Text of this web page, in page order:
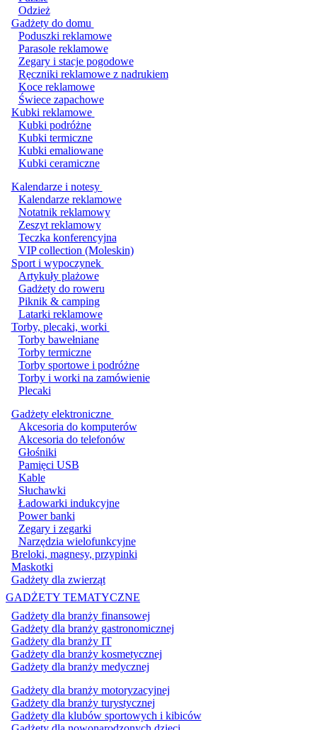
Odzież
Gadżety do domu
Poduszki reklamowe
Parasole reklamowe
Zegary i stacje pogodowe
Ręczniki reklamowe z nadrukiem
Koce reklamowe
Świece zapachowe
Kubki reklamowe
Kubki podróżne
Kubki termiczne
Kubki emaliowane
Kubki ceramiczne
Kalendarze i notesy
Kalendarze reklamowe
Notatnik reklamowy
Zeszyt reklamowy
Teczka konferencyjna
VIP collection (Moleskin)
Sport i wypoczynek
Artykuły plażowe
Gadżety do roweru
Piknik & camping
Latarki reklamowe
Torby, plecaki, worki
Torby bawełniane
Torby termiczne
Torby sportowe i podróżne
Torby i worki na zamówienie
Plecaki
Gadżety elektroniczne
Akcesoria do komputerów
Akcesoria do telefonów
Głośniki
Pamięci USB
Kable
Słuchawki
Ładowarki indukcyjne
Power banki
Zegary i zegarki
Narzędzia wielofunkcyjne
Breloki, magnesy, przypinki
Maskotki
Gadżety dla zwierząt
GADŻETY TEMATYCZNE
Gadżety dla branży finansowej
Gadżety dla branży gastronomicznej
Gadżety dla branży IT
Gadżety dla branży kosmetycznej
Gadżety dla branży medycznej
Gadżety dla branży motoryzacyjnej
Gadżety dla branży turystycznej
Gadżety dla klubów sportowych i kibiców